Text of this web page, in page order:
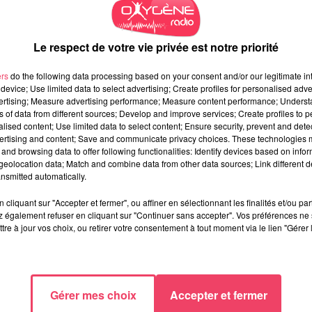
humains : le vaccin remboursé depuis 2007 pour les
vagin et de la vulve chez la femme, mais ce qu'on sait moins,
1300 cancers ORL chaque année chez l'homme. Ce
Perrot, présidente de la Ligue contre le cancer de la
cancers ORL"
jeunes garçons de 11 à 14 ans
le cancer de la Mayenne prend en charge les 35% non
pas de complémentaire santé.
Le respect de votre vie privée est notre priorité
do the following data processing based on your consent and/or our legitimate
Use limited data to select advertising; Create profiles for personalised
Measure advertising performance; Measure content performance;
of data from different sources; Develop and improve services; Create profiles to
content; Use limited data to select content; Ensure security, prevent and
and content; Save and communicate privacy choices. These technologies
browsing data to offer following functionalities: Identify devices based on
data; Match and combine data from other data sources; Link different
automatically.
cliquant sur "Accepter et fermer", ou affiner en sélectionnant les finalités et/ou
également refuser en cliquant sur "Continuer sans accepter". Vos préférences
à jour vos choix, ou retirer votre consentement à tout moment via le lien
Gérer mes choix Accepter et fermer